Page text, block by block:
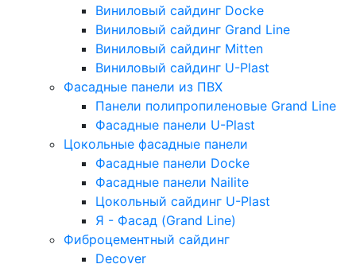
Виниловый сайдинг Docke
Виниловый сайдинг Grand Line
Виниловый сайдинг Mitten
Виниловый сайдинг U-Plast
Фасадные панели из ПВХ
Панели полипропиленовые Grand Line
Фасадные панели U-Plast
Цокольные фасадные панели
Фасадные панели Docke
Фасадные панели Nailite
Цокольный сайдинг U-Plast
Я - Фасад (Grand Line)
Фиброцементный сайдинг
Decover